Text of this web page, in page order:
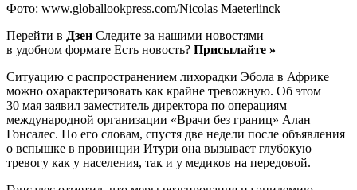
Фото: www.globallookpress.com/Nicolas Maeterlinck
Перейти в Дзен Следите за нашими новостями
в удобном формате Есть новость? Присылайте »
Ситуацию с распространением лихорадки Эбола в Африке
можно охарактеризовать как крайне тревожную. Об этом
30 мая заявил заместитель директора по операциям
международной организации «Врачи без границ» Алан
Гонсалес. По его словам, спустя две недели после объявления
о вспышке в провинции Итури она вызывает глубокую
тревогу как у населения, так и у медиков на передовой.